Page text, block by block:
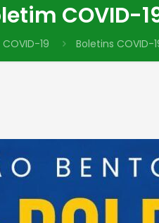
COVID-
COVID-19 Boletins COVID-